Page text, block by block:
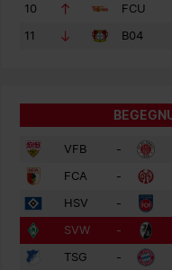
10
FCU
11
B04
VFB -
FCA
-
HSV
-
SVW
-
TSG
-